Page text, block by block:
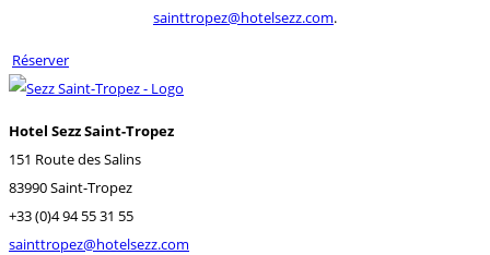
sainttropez@hotelsezz.com.
Réserver
Hotel Sezz Saint-Tropez
151 Route des Salins
83990 Saint-Tropez
+33 (0)4 94 55 31 55
sainttropez@hotelsezz.com